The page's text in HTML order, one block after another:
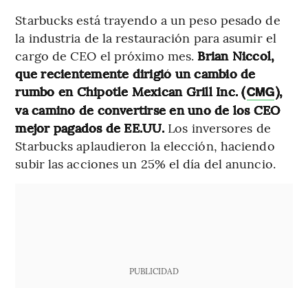
Starbucks está trayendo a un peso pesado de
la industria de la restauración para asumir el
cargo de CEO el próximo mes. Brian Niccol,
que recientemente dirigió un cambio de
rumbo en Chipotle Mexican Grill Inc. (CMG),
va camino de convertirse en uno de los CEO
mejor pagados de EE.UU. Los inversores de
Starbucks aplaudieron la elección, haciendo
subir las acciones un 25% el día del anuncio.
PUBLICIDAD